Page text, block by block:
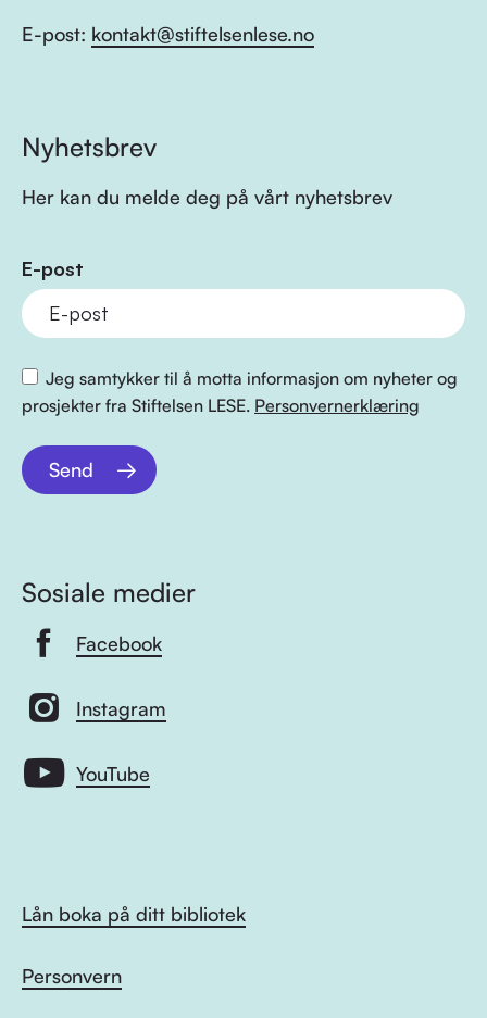
E-post: kontakt@stiftelsenlese.no
Nyhetsbrev
Her kan du melde deg på vårt nyhetsbrev
E-post
Jeg samtykker til å motta informasjon om nyheter og
prosjekter fra Stiftelsen LESE. Personvernerklæring
Send
Sosiale medier
Facebook
Instagram
YouTube
Lån boka på ditt bibliotek
Personvern